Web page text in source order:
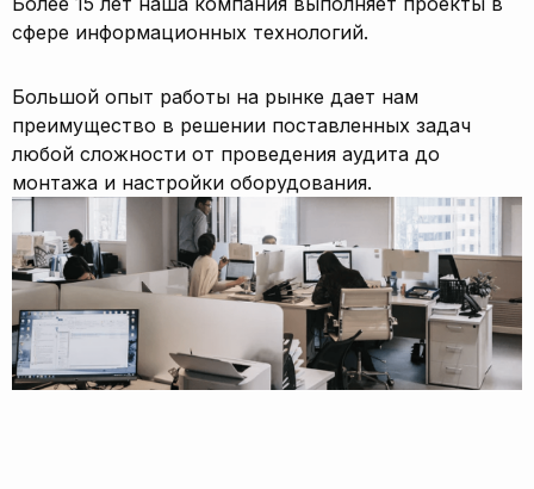
сфере информационных технологий.
Большой опыт работы на рынке дает нам
преимущество в решении поставленных задач
любой сложности от проведения аудита до
монтажа и настройки оборудования.